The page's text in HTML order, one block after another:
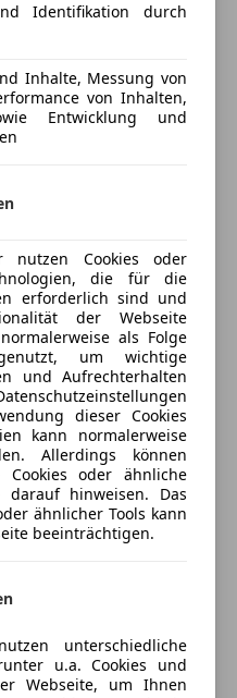
Bedürfnisse
Stufe 0
& Rabatt holen
& Co.
Identifikation durch
Inhalte, Messung von
von Inhalten,
Entwicklung und
nutzen Cookies oder
die für die
erforderlich sind und
der Webseite
als Folge
um wichtige
und Aufrechterhalten
dieser Cookies
kann normalerweise
Allerdings können
Cookies oder ähnliche
darauf hinweisen. Das
ähnlicher Tools kann
beeinträchtigen.
unterschiedliche
u.a. Cookies und
Webseite, um Ihnen